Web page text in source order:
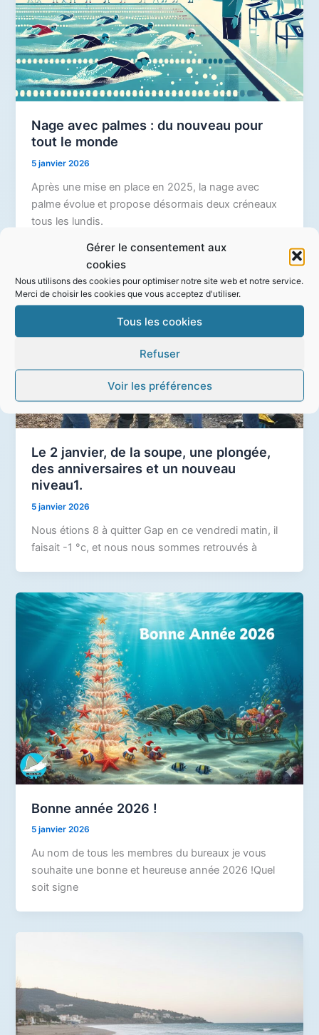
Gérer le consentement aux
cookies
Nous utilisons des cookies pour optimiser notre site web et notre service.
Merci de choisir les cookies que vous acceptez d'utiliser.
Tous les cookies
Refuser
Voir les préférences
Nage avec palmes : du nouveau pour
tout le monde
5 janvier 2026
Après une mise en place en 2025, la nage avec
palme évolue et propose désormais deux créneaux
tous les lundis.
Le 2 janvier, de la soupe, une plongée,
des anniversaires et un nouveau
niveau1.
5 janvier 2026
Nous étions 8 à quitter Gap en ce vendredi matin, il
faisait -1 °c, et nous nous sommes retrouvés à
Bonne année 2026 !
5 janvier 2026
Au nom de tous les membres du bureaux je vous
souhaite une bonne et heureuse année 2026 !Quel
soit signe